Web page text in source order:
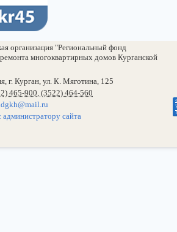
организация "Региональный фонд
многоквартирных домов Курганской
г. Курган, ул. К. Мяготина, 125
465-900, (3522) 464-560
администратору сайта